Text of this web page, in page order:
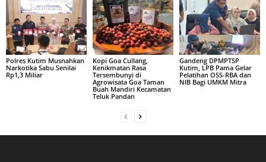
Polres Kutim Musnahkan
Narkotika Sabu Senilai
Rp1,3 Miliar
Kopi Goa Cullang,
Kenikmatan Rasa
Tersembunyi di
Agrowisata Goa Taman
Buah Mandiri Kecamatan
Teluk Pandan
Gandeng DPMPTSP
Kutim, LPB Pama Gelar
Pelatihan OSS-RBA dan
NIB Bagi UMKM Mitra